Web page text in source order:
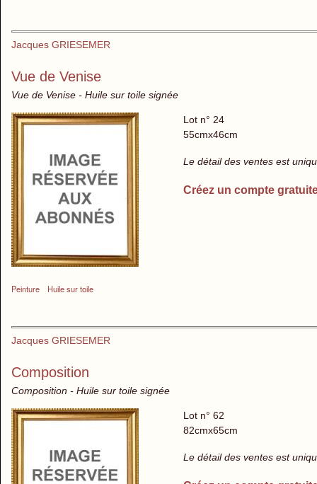
Jacques GRIESEMER
Vue de Venise
Vue de Venise - Huile sur toile signée
Peinture Huile sur toile
Lot n° 24
55cmx46cm
Le détail des ventes est
Créez un compte
Jacques GRIESEMER
Composition
Composition - Huile sur toile signée
Lot n° 62
82cmx65cm
Le détail des ventes est